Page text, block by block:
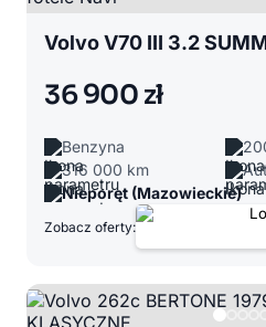
36 900 zł
Benzyna
316 000 km
Nieporęt (Mazowieckie)
Zobacz oferty: